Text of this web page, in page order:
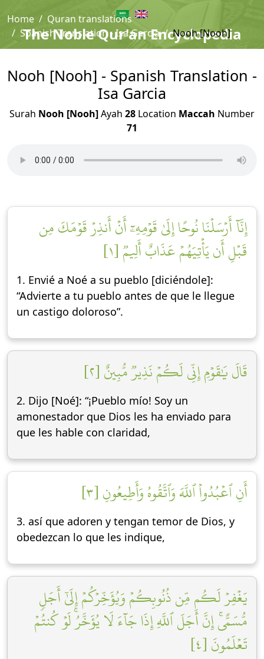
The Noble Qur'an Encyclopedia
Home
Quran translations
Spanish Translation - Isa Garcia
Nooh [Nooh]
Nooh [Nooh] - Spanish Translation -
Isa Garcia
Surah Nooh [Nooh]Ayah 28 Location Maccah Number
71
إِنَّآ أَرۡسَلۡنَا نُوحًا إِلَىٰ قَوۡمِهِۦٓ أَنۡ أَنذِرۡ قَوۡمَكَ مِن
قَبۡلِ أَن يَأۡتِيَهُمۡ عَذَابٌ أَلِيمٞ [١]
1. Envié a Noé a su pueblo [diciéndole]:
“Advierte a tu pueblo antes de que le llegue
un castigo doloroso”.
قَالَ يَٰقَوۡمِ إِنِّي لَكُمۡ نَذِيرٞ مُّبِينٌ [٢]
2. Dijo [Noé]: “¡Pueblo mío! Soy un
amonestador que Dios les ha enviado para
que les hable con claridad,
أَنِ ٱعۡبُدُواْ ٱللَّهَ وَٱتَّقُوهُ وَأَطِيعُونِ [٣]
3. así que adoren y tengan temor de Dios, y
obedezcan lo que les indique,
يَغۡفِرۡ لَكُم مِّن ذُنُوبِكُمۡ وَيُؤَخِّرۡكُمۡ إِلَىٰٓ أَجَلٖ
مُّسَمًّىۚ إِنَّ أَجَلَ ٱللَّهِ إِذَا جَآءَ لَا يُؤَخَّرُۚ لَوۡ كُنتُمۡ
تَعۡلَمُونَ [٤]